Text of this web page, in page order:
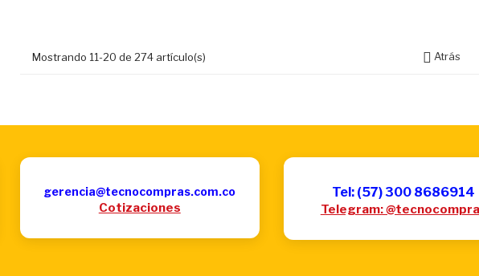
Mostrando 11-20 de 274 artículo(s)  Atrás
gerencia@tecnocompras.com.co
Cotizaciones
Tel: (57) 300 8686914
Telegram: